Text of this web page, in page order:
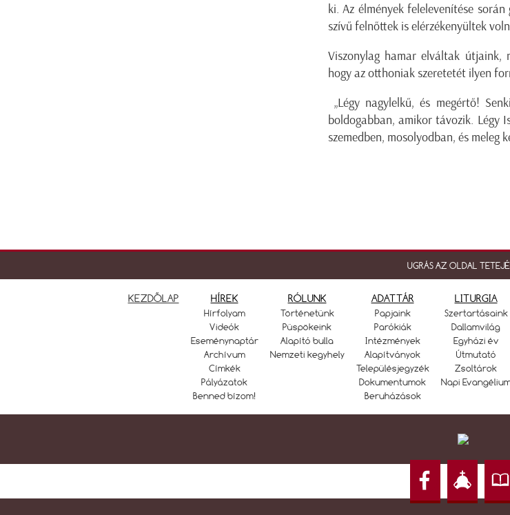
ki. Az élmények felelevenítése
szívű felnőttek is elérzékenyültek
Viszonylag hamar elváltak útjaink,
hogy az otthoniak szeretetét ilyen
„Légy nagylelkű, és megértő!
boldogabban, amikor távozik. Légy
szemedben, mosolyodban, és meleg
UGRÁS AZ OLDAL
KEZDŐLAP HÍREK
Hírfolyam
Videók
Eseménynaptár
Archívum
Címkék
Pályázatok
Benned bízom!
RÓLUNK
Történetünk
Püspökeink
Alapító bulla
Nemzeti kegyhely
ADATTÁR
Papjaink
Parókiák
Intézmények
Alapítványok
Településjegyzék
Dokumentumok
Beruházások
LITURGIA
Szertartásaink
Dallamvilág
Egyházi év
Útmutató
Zsoltárok
Napi